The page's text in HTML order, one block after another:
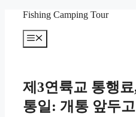
Fishing Camping Tour
메
뉴
제3연륙교 통행료
통일: 개통 앞두